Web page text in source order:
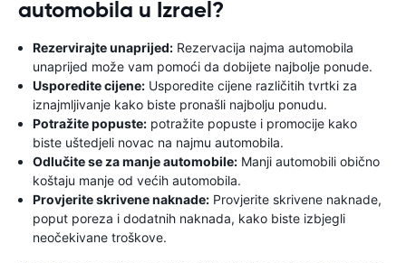
automobila u Izrael?
Rezervirajte unaprijed: Rezervacija najma automobila
unaprijed može vam pomoći da dobijete najbolje ponude.
Usporedite cijene: Usporedite cijene različitih tvrtki za
iznajmljivanje kako biste pronašli najbolju ponudu.
Potražite popuste: potražite popuste i promocije kako
biste uštedjeli novac na najmu automobila.
Odlučite se za manje automobile: Manji automobili obično
koštaju manje od većih automobila.
Provjerite skrivene naknade: Provjerite skrivene naknade,
poput poreza i dodatnih naknada, kako biste izbjegli
neočekivane troškove.